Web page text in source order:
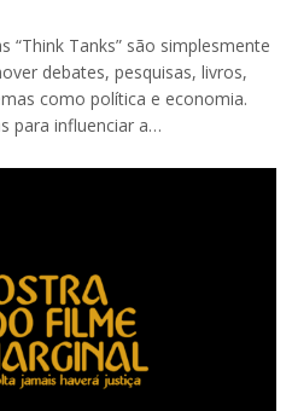
“Think Tanks” são simplesmente
debates, pesquisas, livros,
como política e economia.
para influenciar a…